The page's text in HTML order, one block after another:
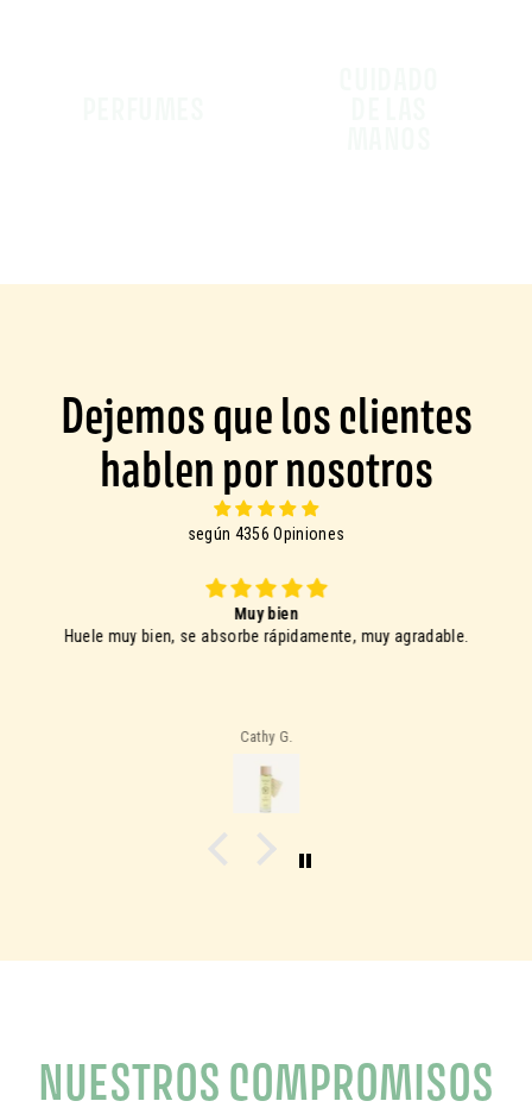
Dejemos que los clientes
hablen por nosotros
según 4356 Opiniones
Muy bien
Huele muy bien, se absorbe rápidamente, muy agradable.
Cathy G.
NUESTROS COMPROMISOS